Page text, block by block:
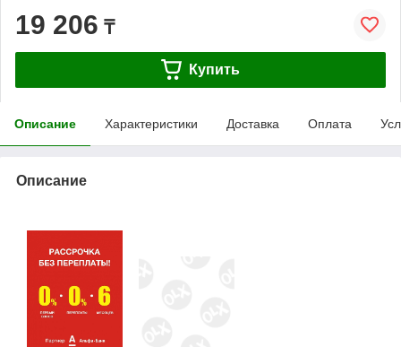
19 206 ₸
Купить
Описание Характеристики Доставка Оплата
Описание